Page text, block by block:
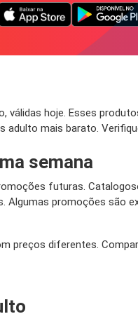
válidas hoje. Esses
mais barato.
semana
futuras.
promoções são
preços diferentes.